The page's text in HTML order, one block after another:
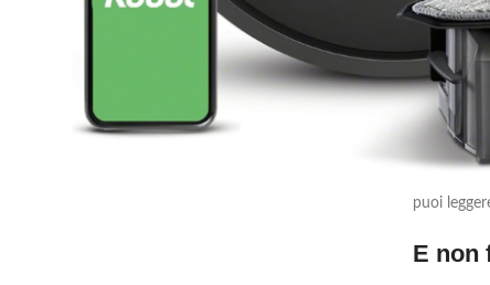
CATEGORIE PRODOTTO
CASA, PERSONA E ANIMALI
RICAMBI E ACCESSORI
Se cerchi
Uno dei
Facciamo
Se il
consegna
In
puoi
E non